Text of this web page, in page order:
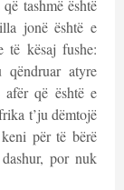
tashmë është
jonë është e
të kësaj fushe:
atyre
që është e
t’ju dëmtojë
për të bërë
por nuk